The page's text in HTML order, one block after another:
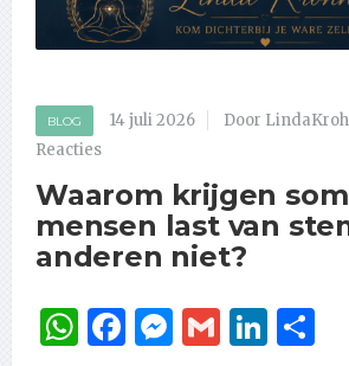
BLOG 14 juli 2026 Door
Reacties
Waarom krijgen
mensen last van
anderen niet?
WhatsApp
Facebook
Messenger
Gmail